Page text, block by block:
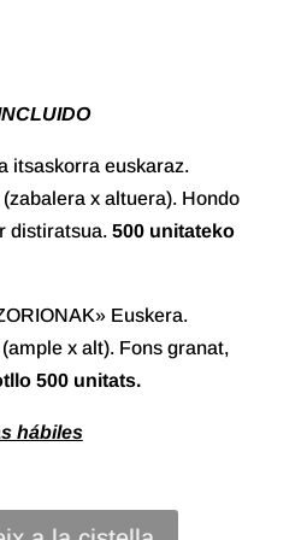
itsaskorra euskaraz.
x altuera). Hondo
distiratsua.500 unitateko
Euskera.
x alt). Fons granat,
500 unitats.
hábiles